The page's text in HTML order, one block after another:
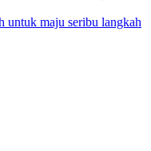
untuk maju seribu langkah